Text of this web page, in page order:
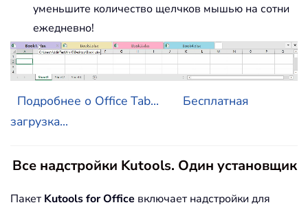
уменьшите количество щелчков мышью на сотни
ежедневно!
Подробнее о Office Tab...
Бесплатная
загрузка...
Все надстройки Kutools. Один установщик
Пакет Kutools for Office включает надстройки для